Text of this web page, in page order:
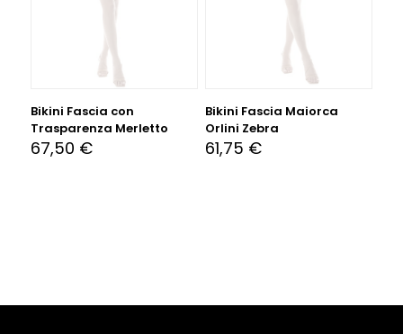
Bikini Fascia con
Trasparenza Merletto
67,50 €
Bikini Fascia Maiorca
Orlini Zebra
61,75 €